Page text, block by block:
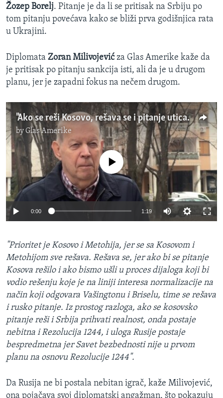
Žozep Borelj. Pitanje je da li se pritisak na Srbiju po
tom pitanju povećava kako se bliži prva godišnjica rata
u Ukrajini.
Diplomata Zoran Milivojevićza Glas Amerike kaže da
je pritisak po pitanju sankcija isti, ali da je u drugom
planu, jer je zapadni fokus na nečem drugom.
"Ako se reši Kosovo, rešava se i pitanje uticaja Rusije"
byGlas Amerike
No media source currently available
0:00 1:19
"Prioritet je Kosovo i Metohija, jer se sa Kosovom i
Metohijom sve rešava. Rešava se, jer ako bi se pitanje
Kosova rešilo i ako bismo ušli u proces dijaloga koji bi
vodio rešenju koje je na liniji interesa normalizacije na
način koji odgovara Vašingtonu i Briselu, time se rešava
i rusko pitanje. Iz prostog razloga, ako se kosovsko
pitanje reši i Srbija prihvati realnost, onda postaje
nebitna i Rezolucija 1244, i uloga Rusije postaje
bespredmetna jer Savet bezbednosti nije u prvom
planu na osnovu Rezolucije 1244".
Da Rusija ne bi postala nebitan igrač, kaže Milivojević,
ona pojačava svoj diplomatski angažman, što pokazuju